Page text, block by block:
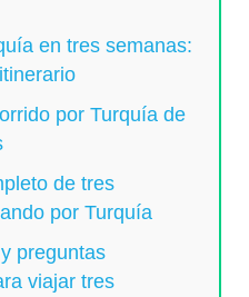
en tres semanas:
por Turquía de
de tres
por Turquía
preguntas
viajar tres